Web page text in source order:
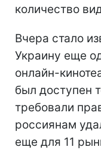
количество
Вчера стало
Украину еще
онлайн-
был доступен
требовали
россиянам
еще для 11